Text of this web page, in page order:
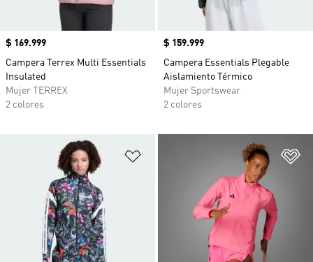
Precio
$ 169.999
Campera Terrex Multi Essentials
Insulated
Mujer TERREX
2 colores
Precio
$ 159.999
Campera Essentials Plegable
Aislamiento Térmico
Mujer Sportswear
2 colores
Añadir a la lista de deseos